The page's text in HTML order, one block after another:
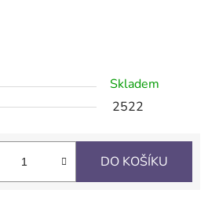
Skladem
2522
DO KOŠÍKU